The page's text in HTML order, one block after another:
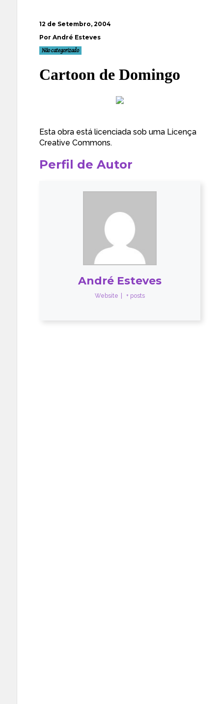
12 de Setembro, 2004
Por André Esteves
Não categorizado
Cartoon de Domingo
Esta obra está licenciada sob uma Licença
Creative Commons.
Perfil de Autor
André Esteves
Website + posts